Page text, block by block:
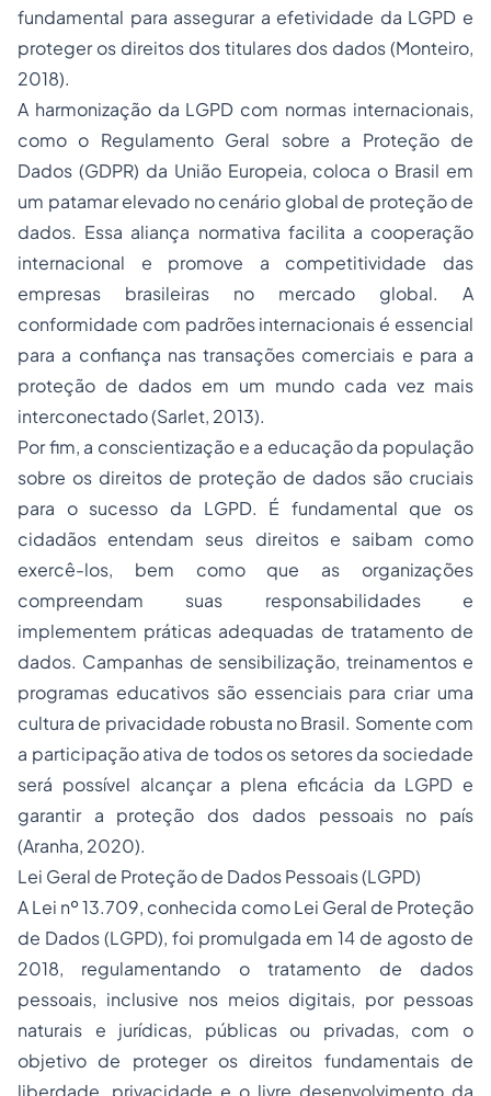
fundamental para assegurar a efetividade da LGPD e
proteger os direitos dos titulares dos dados (Monteiro,
2018).
A harmonização da LGPD com normas internacionais,
como o Regulamento Geral sobre a Proteção de
Dados (GDPR) da União Europeia, coloca o Brasil em
um patamar elevado no cenário global de proteção de
dados. Essa aliança normativa facilita a cooperação
internacional e promove a competitividade das
empresas brasileiras no mercado global. A
conformidade com padrões internacionais é essencial
para a confiança nas transações comerciais e para a
proteção de dados em um mundo cada vez mais
interconectado (Sarlet, 2013).
Por fim, a conscientização e a educação da população
sobre os direitos de proteção de dados são cruciais
para o sucesso da LGPD. É fundamental que os
cidadãos entendam seus direitos e saibam como
exercê-los, bem como que as organizações
compreendam suas responsabilidades e
implementem práticas adequadas de tratamento de
dados. Campanhas de sensibilização, treinamentos e
programas educativos são essenciais para criar uma
cultura de privacidade robusta no Brasil. Somente com
a participação ativa de todos os setores da sociedade
será possível alcançar a plena eficácia da LGPD e
garantir a proteção dos dados pessoais no país
(Aranha, 2020).
Lei Geral de Proteção de Dados Pessoais (LGPD)
A Lei nº 13.709, conhecida como Lei Geral de Proteção
de Dados (LGPD), foi promulgada em 14 de agosto de
2018, regulamentando o tratamento de dados
pessoais, inclusive nos meios digitais, por pessoas
naturais e jurídicas, públicas ou privadas, com o
objetivo de proteger os direitos fundamentais de